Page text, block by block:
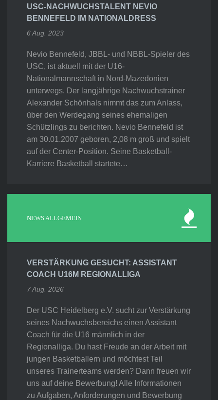
USC-NACHWUCHSTALENT NEVIO
BENNEFELD IM NATIONALDRESS
6 Aug. 2023
Nevio Bennefeld, JBBL- und NBBL-Spieler des
USC, ist aktuell mit der U16-
Nationalmannschaft in Nord-Mazedonien
unterwegs. Der langjährige Nachwuchstrainer
Alexander Schönhals nimmt das zum Anlass,
über den Werdegang seines ehemaligen
Schützlings zu berichten. Nevio Bennefeld ist
am 30.01.2007 geboren, 2,08 m groß und spielt
auf der Center-Position. Seine Basketball-
Karriere Basketball startete…
NEWS ALLGEMEIN
VERSTÄRKUNG GESUCHT: ASSISTANT
COACH U16M REGIONALLIGA
7 Aug. 2026
Der USC Heidelberg e.V. sucht zur Verstärkung
seines Nachwuchsbereichs einen Assistant
Coach für die U16 männlich in der
Regionalliga. Du hast Freude an der Arbeit mit
jungen Basketballern und möchtest Teil
unseres Trainerteams werden? Dann freuen wir
uns auf deine Bewerbung! Alle Informationen
zu Aufgaben, Anforderungen und Bewerbung